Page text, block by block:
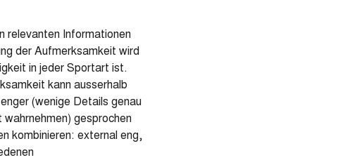
relevanten Informationen
der Aufmerksamkeit wird
in jeder Sportart ist.
kann ausserhalb
(wenige Details genau
gesprochen
kombinieren: external eng,